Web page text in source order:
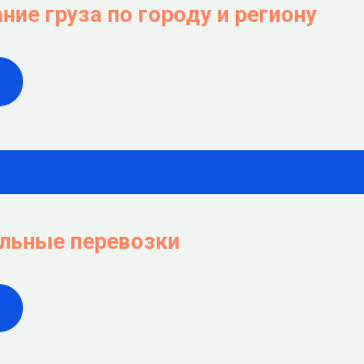
груза по городу и региону
перевозки